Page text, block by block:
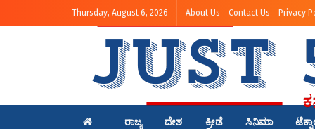
Thursday, August 6, 2026 About Us Contact Us Privacy
ರಾಜ್ಯ ದೇಶ ಕ್ರೀಡೆ ಸಿನಿಮಾ